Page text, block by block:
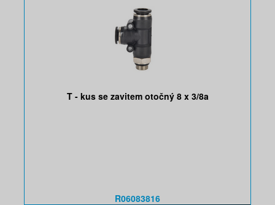
T - kus se zavitem otočný 8 x 3/8a
R06083816